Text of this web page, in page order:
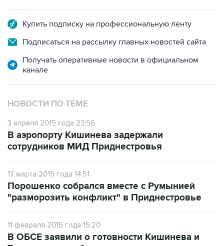
Купить подписку на профессиональную ленту
Подписаться на рассылку главных новостей сайта
Получать оперативные новости в официальном
канале
НОВОСТИ ПО ТЕМЕ
3 апреля 2015 года 23:56
В аэропорту Кишинева задержали
сотрудников МИД Приднестровья
17 марта 2015 года 14:51
Порошенко собрался вместе с Румынией
"разморозить конфликт" в Приднестровье
11 февраля 2015 года 15:20
В ОБСЕ заявили о готовности Кишинева и